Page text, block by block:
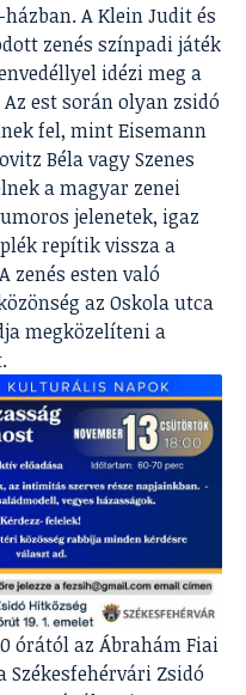
A Klein Judit és
zenés színpadi játék
idézi meg a
est során olyan zsidó
fel, mint Eisemann
Béla vagy Szenes
a magyar zenei
jelenetek, igaz
repítik vissza a
zenés esten való
az Oskola utca
megközelíteni a
órától az Ábrahám Fiai
Székesfehérvári Zsidó